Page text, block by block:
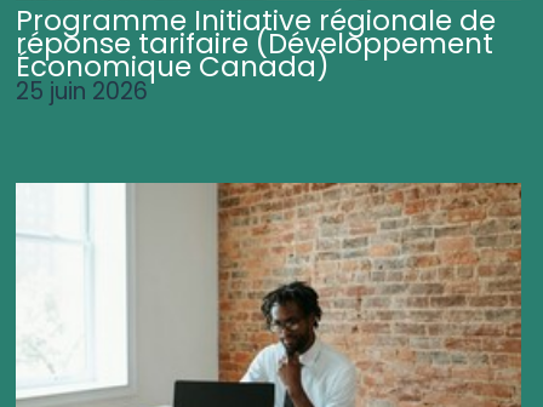
Programme Initiative régionale de
réponse tarifaire (Développement
Économique Canada)
25 juin 2026